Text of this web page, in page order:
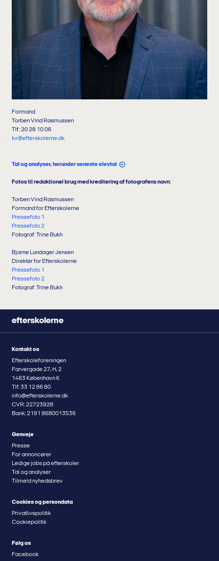
Formand
Torben Vind Rasmussen
Tlf.: 20 28 10 06
tvr@efterskolerne.dk
Tal og analyser, herunder seneste elevtal
Fotos til redaktionel brug med kreditering af fotografens navn:
Torben Vind Rasmussen
Formand for Efterskolerne
Pressefoto 1
Pressefoto 2
Fotograf: Trine Bukh
Bjarne Lundager Jensen
Direktør for Efterskolerne
Pressefoto 1
Pressefoto 2
Fotograf: Trine Bukh
efterskolerne
Kontakt os
Efterskoleforeningen
Farvergade 27, H, 2
1463 København K
Tlf: 33 12 86 80
info@efterskolerne.dk
CVR: 22723928
Bank: 2191 8680013536
Genveje
Presse
For annoncører
Ledige jobs på efterskoler
Tal og analyser
Tilmeld nyhedsbrev
Cookies og persondata
Privatlivspolitik
Cookiepolitik
Følg os
Facebook